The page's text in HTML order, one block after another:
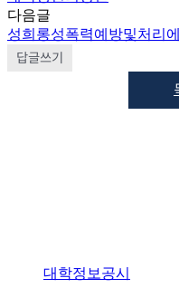
다음글
성희롱성폭력예방및처리
답글쓰기
대학정보공시